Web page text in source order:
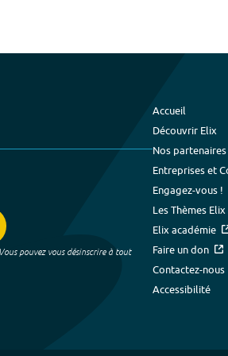
pouvez vous désinscrire à tout
Accueil
Découvrir Elix
Nos partenaires
Entreprises et
Engagez-vous !
Les Thèmes Elix
Elix académie
Faire un don
Contactez-nous
Accessibilité